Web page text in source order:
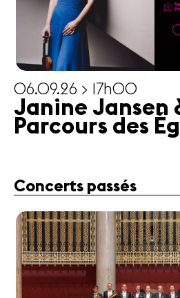
06.09.26 > 17h00
Janine Jansen
Parcours des
Concerts passés